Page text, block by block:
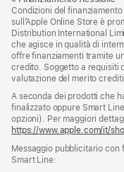
di
pagina
a
piè
di
pagina
Condizioni del
sull’Apple Online Store è
Distribution International
che agisce in qualità di
offre finanziamenti tramite
credito. Soggetto a requisiti
valutazione del merito
A seconda dei prodotti che
finalizzato oppure Smart
opzioni). Per maggiori
https://www.apple.com/it/
Messaggio pubblicitario con
Smart Line: